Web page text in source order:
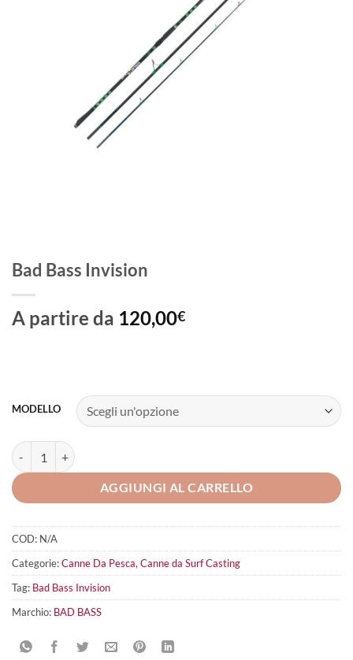
Bad Bass Invision
A partire da 120,00€
MODELLO
Bad Bass Invision quantità
AGGIUNGI AL CARRELLO
COD: N/A
Categorie:Canne Da Pesca, Canne da Surf Casting
Tag: Bad Bass Invision
Marchio: BAD BASS